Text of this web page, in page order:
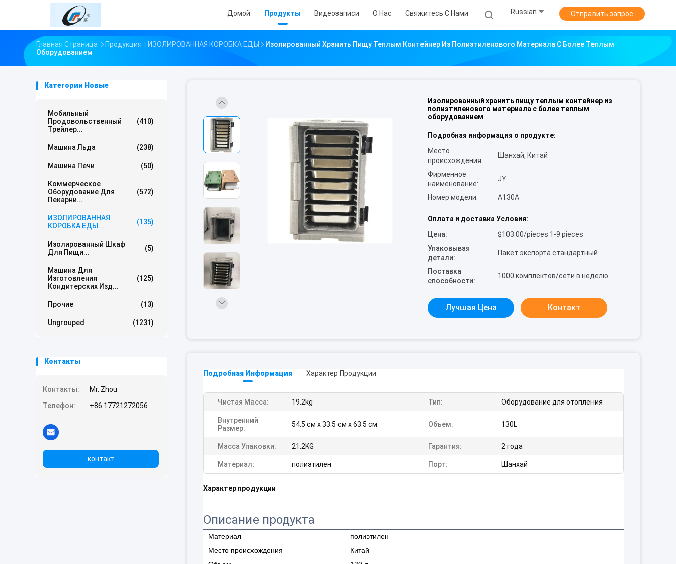
Домой Продукты Видеозаписи О Нас Свяжитесь С Нами Russian Отправить запрос
Главная Страница Продукция ИЗОЛИРОВАННАЯ КОРОБКА ЕДЫ
Изолированный Хранить Пищу Теплым Контейнер Из Полиэтиленового Материала С Более Теплым
Оборудованием
Категории Новые
Мобильный
Продовольственный
Трейлер...
(410)
Машина Льда (238)
Машина Печи (50)
Коммерческое
Оборудование Для
Пекарни...
(572)
ИЗОЛИРОВАННАЯ
КОРОБКА ЕДЫ...
(135)
Изолированный Шкаф
Для Пищи...
(5)
Машина Для
Изготовления
Кондитерских Изд...
(125)
Прочие (13)
Ungrouped (1231)
Контакты
Контакты:
Mr. Zhou
Телефон:
+86 17721272056
контакт
Изолированный хранить пищу теплым контейнер из
полиэтиленового материала с более теплым
оборудованием
Подробная информация о продукте:
Место
происхождения:
Шанхай, Китай
Фирменное
наименование:
JY
Номер модели: A130A
Оплата и доставка Условия:
Цена:
$103.00/pieces 1-9 pieces
Упаковывая
детали:
Пакет экспорта стандартный
Поставка
способности:
1000 комплектов/сети в неделю
Лучшая Цена Контакт
Подробная Информация Характер Продукции
Чистая Масса: 19.2kg Тип: Оборудование для отопления
Внутренний
Размер:
54.5 см х 33.5 см х 63.5 см Объем: 130L
Масса Упаковки: 21.2KG Гарантия: 2 года
Материал: полиэтилен Порт: Шанхай
Характер продукции
Описание продукта
Материал
полиэтилен
Место происхождения
Китай